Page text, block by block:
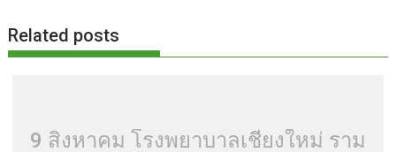
Related posts
9 สิงหาคม โรงพยาบาลเชียงใหม่ ราม